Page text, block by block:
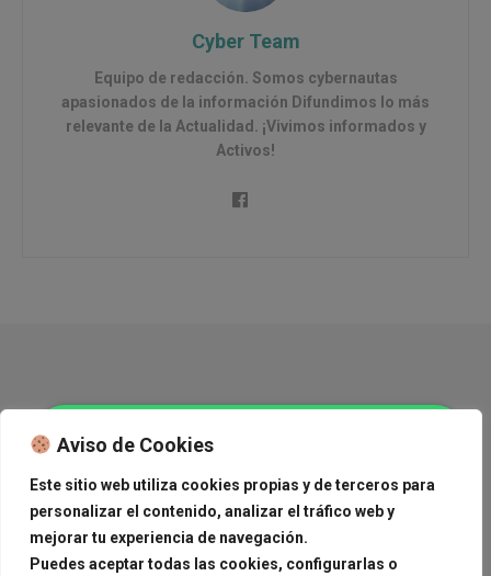
Aviso de Cookies
Este sitio web utiliza cookies propias y de terceros para
personalizar el contenido, analizar el tráfico web y
mejorar tu experiencia de navegación.
Puedes aceptar todas las cookies, configurarlas o
Cyber Team
Equipo de redacción. Somos cybernautas
apasionados de la información Difundimos lo más
relevante de la Actualidad. ¡Vivimos informados y
Activos!
México Mundo Deportes Tendencias
Cine
Estilo de Vida
Medioambiente
Gourmand Corner
Ver Carrito
Anúnciate con nosotros
Journal News, anúnciate con nosotros,
¡Contáctanos!